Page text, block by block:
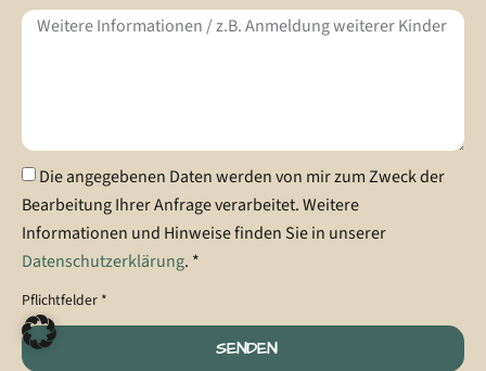
Die angegebenen Daten werden von mir zum Zweck der
Bearbeitung Ihrer Anfrage verarbeitet. Weitere
Informationen und Hinweise finden Sie in unserer
Datenschutzerklärung. *
Pflichtfelder *
SENDEN